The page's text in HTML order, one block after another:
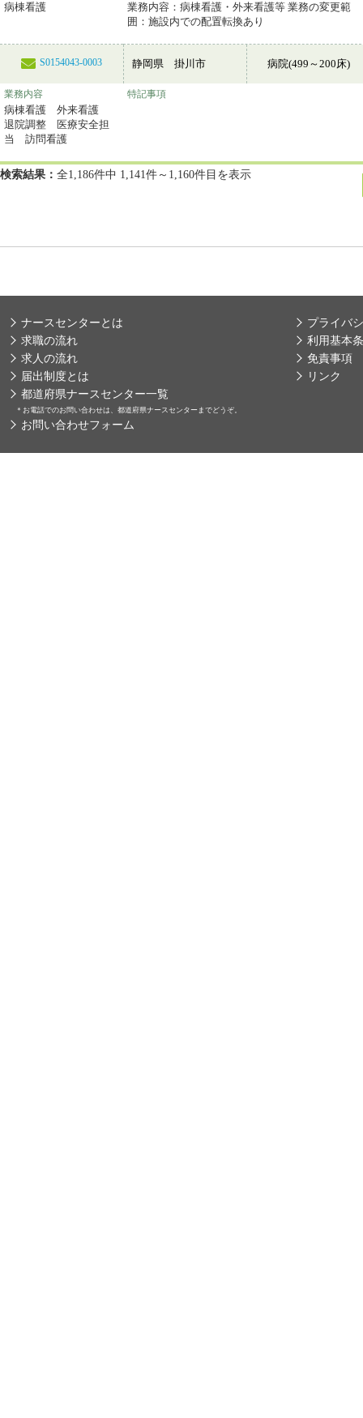
病棟看護
業務内容：病棟看護・外来看護等 業務の変更範
囲：施設内での配置転換あり
S0154043-0003 静岡県 掛川市 病院(499～200床)
業務内容
病棟看護 外来看護
退院調整 医療安全担
当 訪問看護
特記事項
検索結果： 全1,186件中 1,141件～1,160件目を表示
ナースセンターとは
求職の流れ
求人の流れ
届出制度とは
都道府県ナースセンター一覧
＊ お電話でのお問い合わせは、都道府県ナースセンターまでどうぞ。
お問い合わせフォーム
プライバ
利用基本
免責事項
リンク